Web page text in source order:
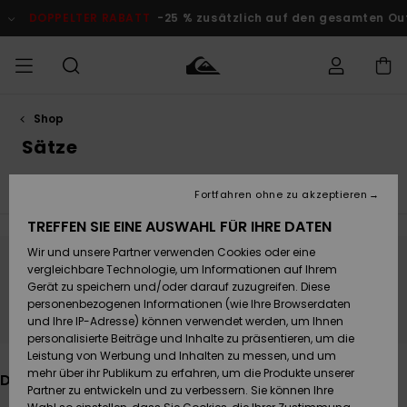
Produkt
springen
% zusätzlich auf den gesamten Outlet-Bereich Jetzt Sparen
MÄNNER
Accessoires
Schuhe&
Flip-Flops
Surf
Snow
JUNGEN
Accessoires
Schuhe&
Flip-Flops
Surf
Snow
FRAUEN
Brandneu
Highlights
Snow
SURF
Kinder
Highlights
Community
SNOW
Kinder
Snow Shop
Damen
Highlights
DOPPELTER
RABATT
KINDER
Outlet
Frauen
Versand
Retouren
Bezahlung
Geschenkkarte
Quiksilver
Shop
Sätze
Kleider Swim Unterteile
Bleib dabei, die Produkte sind bald wieder
da
Das könnte dir auch gefallen
TREFFEN SIE EINE AUSWAHL FÜR IHRE DATEN
Wir und unsere Partner verwenden Cookies oder eine
vergleichbare Technologie, um Informationen auf Ihrem
Gerät zu speichern und/oder darauf zuzugreifen. Diese
personenbezogenen Informationen (wie Ihre Browserdaten
und Ihre IP-Adresse) können verwendet werden, um Ihnen
personalisierte Beiträge und Inhalte zu präsentieren, um die
Leistung von Werbung und Inhalten zu messen, und um
mehr über ihr Publikum zu erfahren, um die Produkte unserer
Partner zu entwickeln und zu verbessern. Sie können Ihre
Fortfahren ohne zu akzeptieren